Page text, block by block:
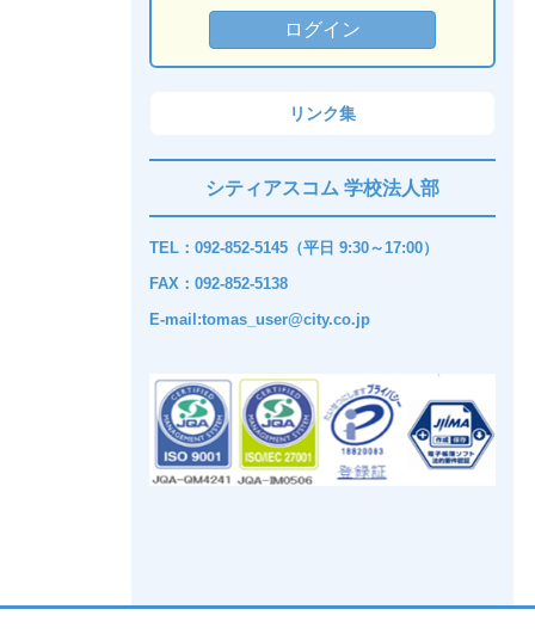
リンク集
シティアスコム 学校法人部
TEL：092-852-5145（平日 9:30～17:00）
FAX：092-852-5138
E-mail:tomas_user@city.co.jp